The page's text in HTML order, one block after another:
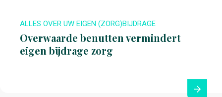
ALLES OVER UW EIGEN (ZORG)BIJDRAGE
Overwaarde benutten vermindert
eigen bijdrage zorg